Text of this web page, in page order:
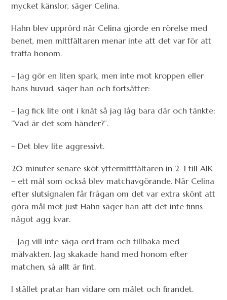
mycket känslor, säger Celina.
Hahn blev upprörd när Celina gjorde en rörelse med
benet, men mittfältaren menar inte att det var för att
träffa honom.
– Jag gör en liten spark, men inte mot kroppen eller
hans huvud, säger han och fortsätter:
– Jag fick lite ont i knät så jag låg bara där och tänkte:
”Vad är det som händer?”.
– Det blev lite aggressivt.
20 minuter senare sköt yttermittfältaren in 2–1 till AIK
– ett mål som också blev matchavgörande. När Celina
efter slutsignalen får frågan om det var extra skönt att
göra mål mot just Hahn säger han att det inte finns
något agg kvar.
– Jag vill inte säga ord fram och tillbaka med
målvakten. Jag skakade hand med honom efter
matchen, så allt är fint.
I stället pratar han vidare om målet och firandet.